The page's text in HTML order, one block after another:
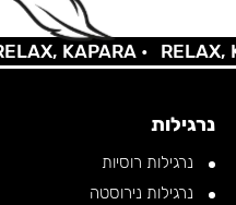
KAPARA • RELAX,
נרגילות
נרגילות רוסיות
נרגילות נירוסטה